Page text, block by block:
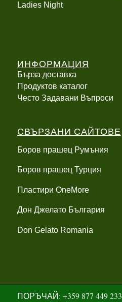
Ladies Night
ИНФОРМАЦИЯ
Бърза доставка
Продуктов каталог
Често Задавани Въпроси
СВЪРЗАНИ САЙТОВЕ
Боров прашец Румъния
Боров прашец Турция
Пластири OneMore
Дон Джелато България
Don Gelato Romania
ПОРЪЧАЙ: +359 877 449 233